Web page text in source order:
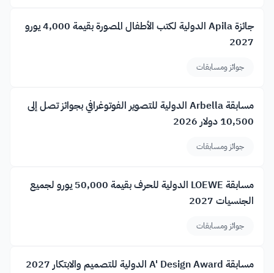
جائزة Apila الدولية لكتب الأطفال المصورة بقيمة 4,000 يورو
2027
جوائز ومسابقات
مسابقة Arbella الدولية للتصوير الفوتوغرافي بجوائز تصل إلى
10,500 دولار 2026
جوائز ومسابقات
مسابقة LOEWE الدولية للحرف بقيمة 50,000 يورو لجميع
الجنسيات 2027
جوائز ومسابقات
مسابقة A' Design Award الدولية للتصميم والابتكار 2027